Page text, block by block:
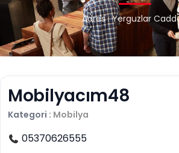
Adres : Yerguzlar
Mobilyacım48
Kategori : Mobilya
05370626555